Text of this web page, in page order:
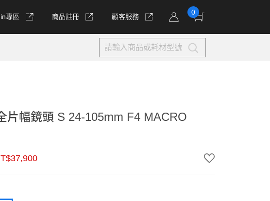
專區 商品註冊 顧客服務
0
片幅鏡頭 S 24-105mm F4 MACRO